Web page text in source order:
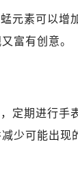
元素可以增
富有创意。
定期进行手
少可能出现